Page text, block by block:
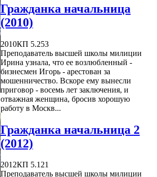
Гражданка начальница
(2010)
2010КП 5.253
Преподаватель высшей школы милиции
Ирина узнала, что ее возлюбленный -
бизнесмен Игорь - арестован за
мошенничество. Вскоре ему вынесли
приговор - восемь лет заключения, и
отважная женщина, бросив хорошую
работу в Москв...
Гражданка начальница 2
(2012)
2012КП 5.121
Преподаватель высшей школы милиции